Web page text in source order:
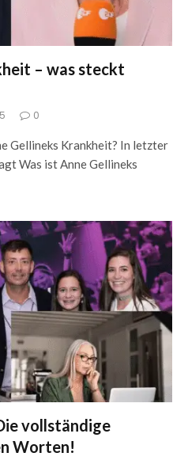
– was steckt
0
Gellineks Krankheit? In letzter
Was ist Anne Gellineks
vollständige
Worten!